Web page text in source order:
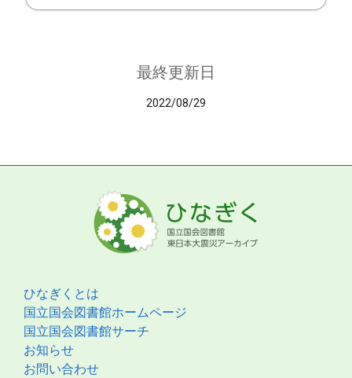
最終更新日
2022/08/29
ひなぎくとは
国立国会図書館ホームページ
国立国会図書館サーチ
お知らせ
お問い合わせ